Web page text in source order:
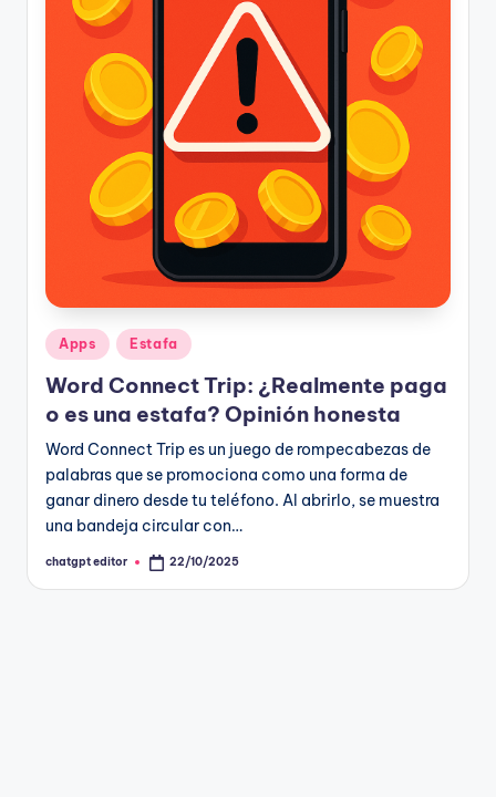
Publicado
en
Apps Estafa
Word Connect Trip: ¿Realmente paga
o es una estafa? Opinión honesta
Word Connect Trip es un juego de rompecabezas de
palabras que se promociona como una forma de
ganar dinero desde tu teléfono. Al abrirlo, se muestra
una bandeja circular con…
Publicado
chatgpt editor 22/10/2025